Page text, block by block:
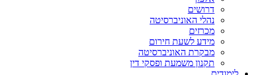
דרושים
נהלי האוניברסיטה
מכרזים
מידע לשעת חירום
מבקרת האוניברסיטה
תקנון משמעת ופסקי דין